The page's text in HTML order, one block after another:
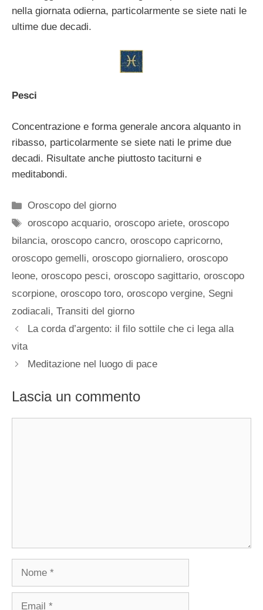
nella giornata odierna, particolarmente se siete nati le
ultime due decadi.
Pesci
Concentrazione e forma generale ancora alquanto in
ribasso, particolarmente se siete nati le prime due
decadi. Risultate anche piuttosto taciturni e
meditabondi.
Categorie
Oroscopo del giorno
Tag
oroscopo acquario,oroscopo ariete,oroscopo
bilancia, oroscopo cancro, oroscopo capricorno,
oroscopo gemelli, oroscopo giornaliero, oroscopo
leone, oroscopo pesci, oroscopo sagittario, oroscopo
scorpione, oroscopo toro, oroscopo vergine, Segni
zodiacali, Transiti del giorno
La corda d’argento: il filo sottile che ci lega alla
vita
Meditazione nel luogo di pace
Lascia un commento
Nome
Email